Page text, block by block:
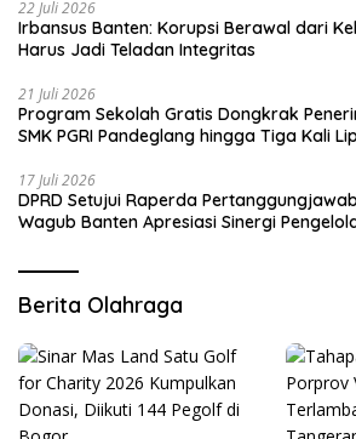
22 Juli 2026
Irbansus Banten: Korupsi Berawal dari
Harus Jadi Teladan Integritas
21 Juli 2026
Program Sekolah Gratis Dongkrak
SMK PGRI Pandeglang hingga Tiga Kali
17 Juli 2026
DPRD Setujui Raperda
Wagub Banten Apresiasi Sinergi
Berita Olahraga